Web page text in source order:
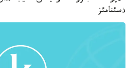
ذسئنامئز